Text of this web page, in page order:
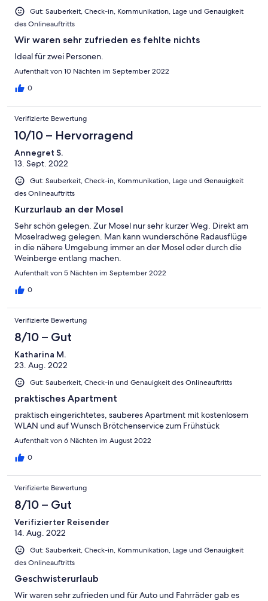
Gut: Sauberkeit, Check-in, Kommunikation, Lage und Genauigkeit
des Onlineauftritts
Wir waren sehr zufrieden es fehlte nichts
Ideal für zwei Personen.
Aufenthalt von 10 Nächten im September 2022
0
Verifizierte Bewertung
10/10 – Hervorragend
Annegret S.
13. Sept. 2022
Gut: Sauberkeit, Check-in, Kommunikation, Lage und Genauigkeit
des Onlineauftritts
Kurzurlaub an der Mosel
Sehr schön gelegen. Zur Mosel nur sehr kurzer Weg. Direkt am
Moselradweg gelegen. Man kann wunderschöne Radausflüge
in die nähere Umgebung immer an der Mosel oder durch die
Weinberge entlang machen.
Aufenthalt von 5 Nächten im September 2022
0
Verifizierte Bewertung
8/10 – Gut
Katharina M.
23. Aug. 2022
Gut: Sauberkeit, Check-in und Genauigkeit des Onlineauftritts
praktisches Apartment
praktisch eingerichtetes, sauberes Apartment mit kostenlosem
WLAN und auf Wunsch Brötchenservice zum Frühstück
Aufenthalt von 6 Nächten im August 2022
0
Verifizierte Bewertung
8/10 – Gut
Verifizierter Reisender
14. Aug. 2022
Gut: Sauberkeit, Check-in, Kommunikation, Lage und Genauigkeit
des Onlineauftritts
Geschwisterurlaub
Wir waren sehr zufrieden und für Auto und Fahrräder gab es